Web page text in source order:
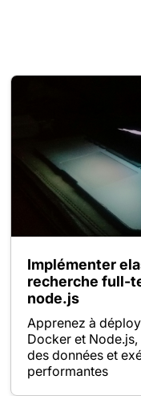
Implémenter
recherche full-
node.js
Apprenez à
Docker et
des données et
performantes